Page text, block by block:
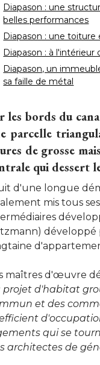
Diapason : une
belles performances
Diapason : une toiture
Diapason : à l'intérieur
Diapason, un
sa faille de métal
les bords du
parcelle
de grosse
qui dessert
d'une longue
mis tous
développé
maîtres d'œuvre
projet d'habitat
et des
qui se
architectes de